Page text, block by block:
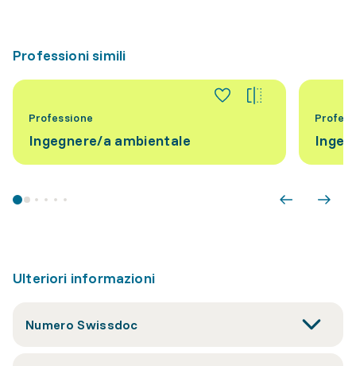
Professioni simili
Professione
Ingegnere/a ambientale
Ulteriori informazioni
Numero Swissdoc